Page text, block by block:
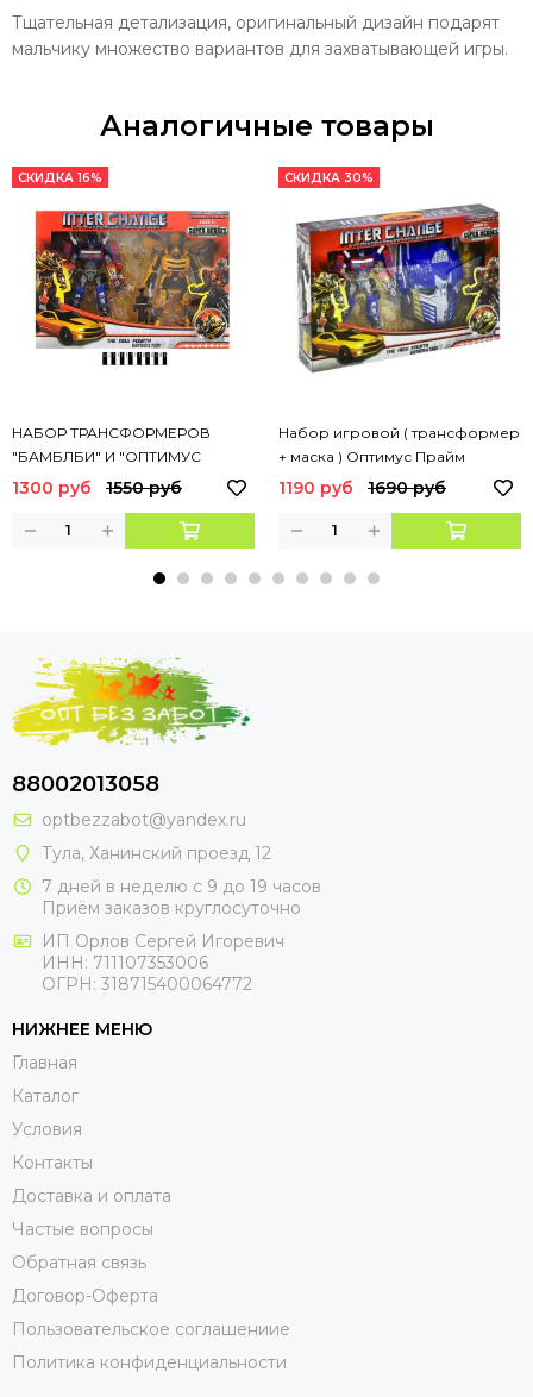
Тщательная детализация, оригинальный дизайн подарят
мальчику множество вариантов для захватывающей игры.
Аналогичные товары
СКИДКА 16%
НАБОР ТРАНСФОРМЕРОВ
"БАМБЛБИ" И "ОПТИМУС
ПРАЙМ" 25см
1300 руб 1550 руб
СКИДКА 30%
Набор игровой ( трансформер
+ маска ) Оптимус Прайм
1190 руб 1690 руб
88002013058
optbezzabot@yandex.ru
Тула, Ханинский проезд 12
7 дней в неделю с 9 до 19 часов
Приём заказов круглосуточно
ИП Орлов Сергей Игоревич
ИНН: 711107353006
ОГРН: 318715400064772
НИЖНЕЕ МЕНЮ
Главная
Каталог
Условия
Контакты
Доставка и оплата
Частые вопросы
Обратная связь
Договор-Оферта
Пользовательское соглашениие
Политика конфиденциальности